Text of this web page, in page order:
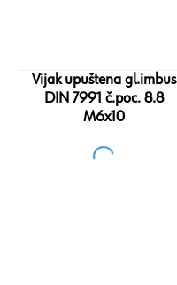
Vijak upuštena gl.imbus
DIN 7991 č.poc. 8.8
M6x10